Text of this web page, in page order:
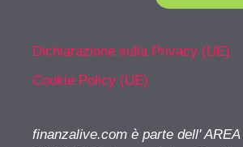
Dichiarazione sulla Privacy (UE)
Cookie Policy (UE)
finanzalive.com è parte dell'